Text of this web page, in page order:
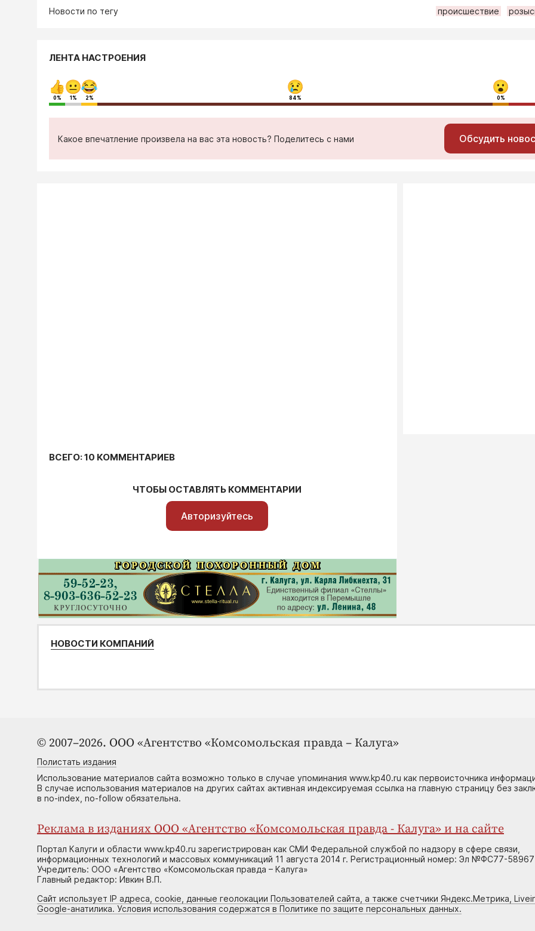
Новости по тегу происшествие
ЛЕНТА НАСТРОЕНИЯ
0% 1% 2% 84% 0%
Какое впечатление произвела на вас эта новость? Поделитесь с нами Обсудить
ВСЕГО: 10 КОММЕНТАРИЕВ
ЧТОБЫ ОСТАВЛЯТЬ КОММЕНТАРИИ
Авторизуйтесь
НОВОСТИ КОМПАНИЙ
© 2007–2026. ООО «Агентство «Комсомольская правда – Калуга»
Полистать издания
Использование материалов сайта возможно только в случае упоминания www.kp40.ru как первоисточника
В случае использования материалов на других сайтах активная индексируемая ссылка на главную страницу без
в no-index, no-follow обязательна.
Реклама в изданиях ООО «Агентство «Комсомольская правда - Калуга» и на сайте
Портал Калуги и области www.kp40.ru зарегистрирован как СМИ Федеральной службой по надзору в сфере связи,
информационных технологий и массовых коммуникаций 11 августа 2014 г. Регистрационный номер: Эл №ФС77-58967
Учредитель: ООО «Агентство «Комсомольская правда – Калуга»
Главный редактор: Ивкин В.П.
Сайт использует IP адреса, cookie, данные геолокации Пользователей сайта, а также счетчики Яндекс.Метрика,
Google-анатилика. Условия использования содержатся в Политике по защите персональных данных.